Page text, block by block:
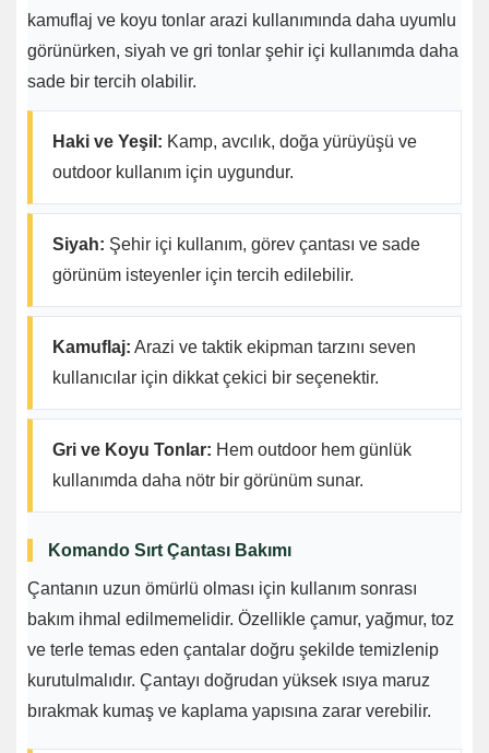
kamuflaj ve koyu tonlar arazi kullanımında daha uyumlu
görünürken, siyah ve gri tonlar şehir içi kullanımda daha
sade bir tercih olabilir.
Haki ve Yeşil: Kamp, avcılık, doğa yürüyüşü ve
outdoor kullanım için uygundur.
Siyah: Şehir içi kullanım, görev çantası ve sade
görünüm isteyenler için tercih edilebilir.
Kamuflaj: Arazi ve taktik ekipman tarzını seven
kullanıcılar için dikkat çekici bir seçenektir.
Gri ve Koyu Tonlar: Hem outdoor hem günlük
kullanımda daha nötr bir görünüm sunar.
Komando Sırt Çantası Bakımı
Çantanın uzun ömürlü olması için kullanım sonrası
bakım ihmal edilmemelidir. Özellikle çamur, yağmur, toz
ve terle temas eden çantalar doğru şekilde temizlenip
kurutulmalıdır. Çantayı doğrudan yüksek ısıya maruz
bırakmak kumaş ve kaplama yapısına zarar verebilir.